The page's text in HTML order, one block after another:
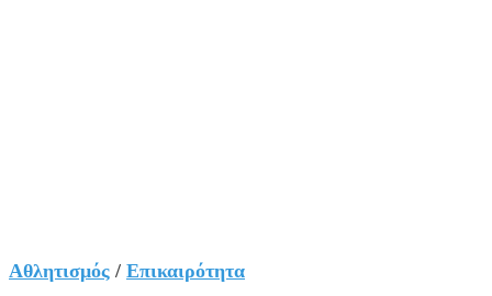
Αθλητισμός / Επικαιρότητα